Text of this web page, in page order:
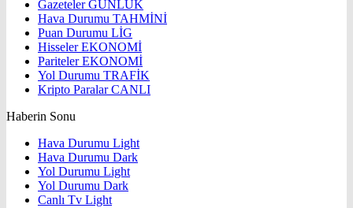
GazetelerGÜNLÜK
Hava Durumu TAHMİNİ
Puan Durumu LİG
HisselerEKONOMİ
ParitelerEKONOMİ
Yol Durumu TRAFİK
Kripto ParalarCANLI
Haberin Sonu
Hava Durumu Light
Hava Durumu Dark
Yol Durumu Light
Yol Durumu Dark
Canlı Tv Light